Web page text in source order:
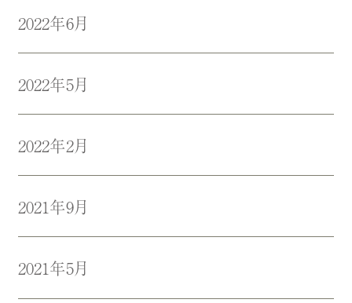
2022年6月
2022年5月
2022年2月
2021年9月
2021年5月